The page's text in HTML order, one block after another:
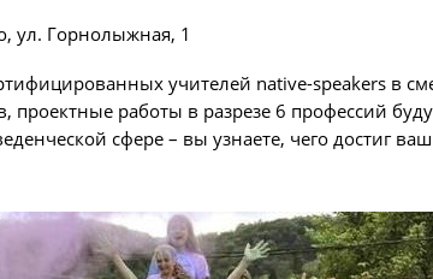
ул. Горнолыжная, 1
учителей native-speakers в
проектные работы в разрезе 6 профессий
сфере – вы узнаете, чего достиг